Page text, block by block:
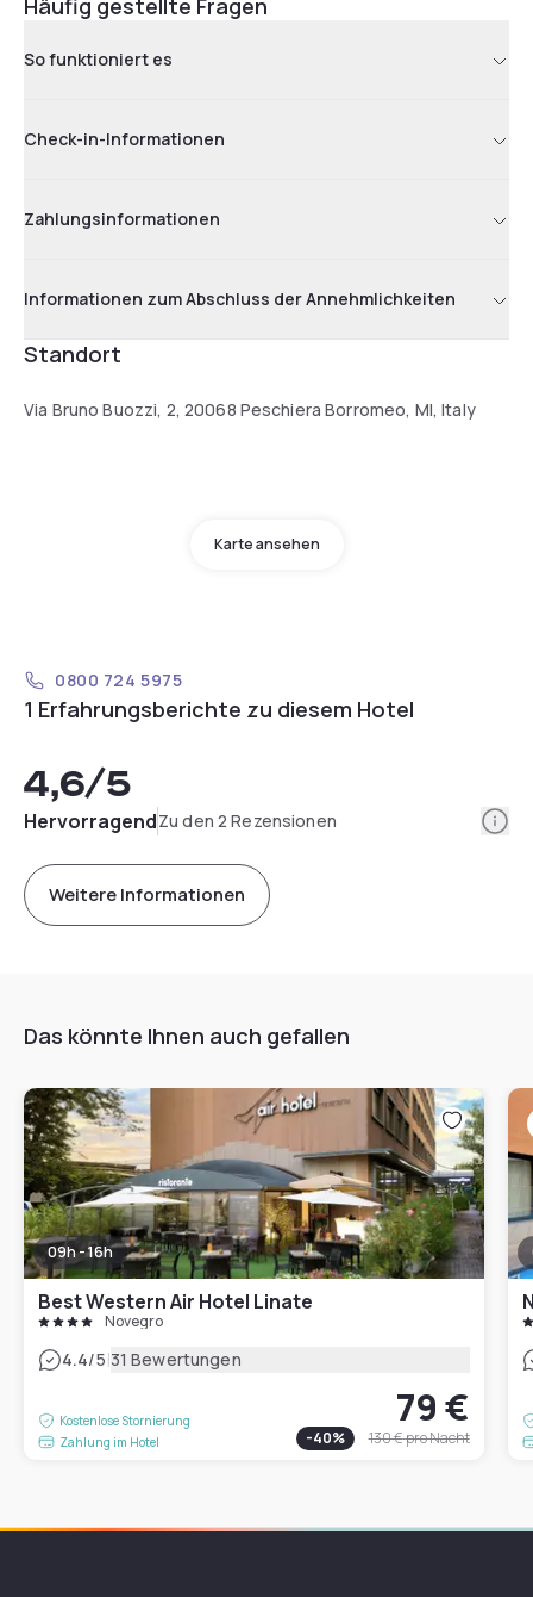
So funktioniert es
Check-in-Informationen
Zahlungsinformationen
Informationen zum Abschluss der Annehmlichkeiten
Standort
Via Bruno Buozzi, 2, 20068 Peschiera Borromeo, MI, Italy
Karte ansehen
0800 724 5975
1 Erfahrungsberichte zu diesem Hotel
4,6/5
HervorragendZu den 2 Rezensionen
Weitere Informationen
Das könnte Ihnen auch gefallen
09h - 16h
Best Western Air Hotel Linate
Novegro
4.4/5|31 Bewertungen
Kostenlose Stornierung
Zahlung im Hotel
79 €
-40% 130 €pro Nacht